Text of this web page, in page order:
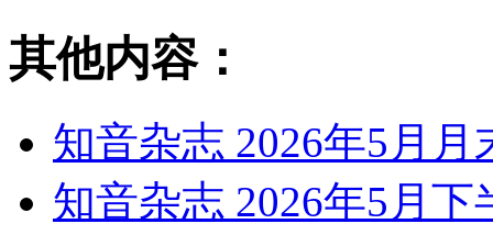
其他内容：
知音杂志 2026年5月月
知音杂志 2026年5月下